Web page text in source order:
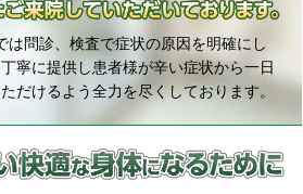
は問診、検査で症状の原因を明確にし
寧に提供し患者様が辛い症状から一日
だけるよう全力を尽くしております。